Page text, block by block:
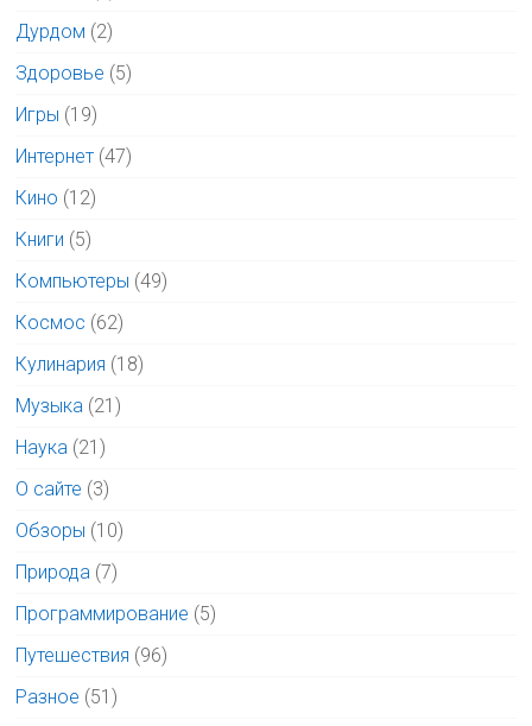
Дурдом (2)
Здоровье (5)
Игры (19)
Интернет (47)
Кино (12)
Книги (5)
Компьютеры (49)
Космос (62)
Кулинария (18)
Музыка (21)
Наука (21)
О сайте (3)
Обзоры (10)
Природа (7)
Программирование (5)
Путешествия (96)
Разное (51)